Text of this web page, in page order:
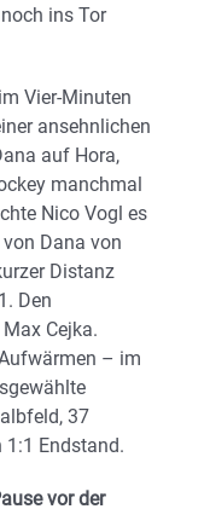
ins Tor
Vier-Minuten
ansehnlichen
auf Hora,
manchmal
Nico Vogl es
Dana von
Distanz
Den
Cejka.
– im
37
1:1 Endstand.
vor der